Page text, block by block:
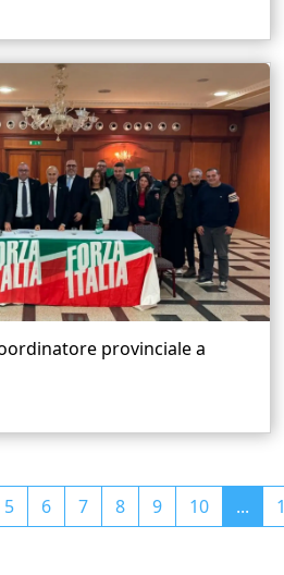
provinciale a
5 6 7 8 9 10 ...